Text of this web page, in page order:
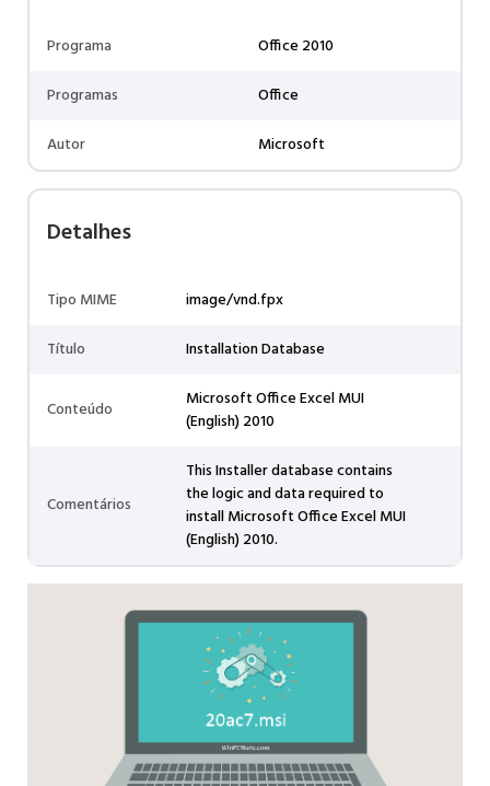
Programa
Office 2010
Programas
Office
Autor
Microsoft
Detalhes
Tipo MIME
image/vnd.fpx
Título
Installation Database
Conteúdo
Microsoft Office Excel MUI
(English) 2010
Comentários
This Installer database contains
the logic and data required to
install Microsoft Office Excel MUI
(English) 2010.